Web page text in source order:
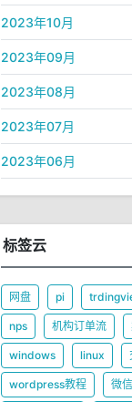
2023年10月
2023年09月
2023年08月
2023年07月
2023年06月
标签云
网盘 pi
nps 机构订单流
windows linux
wordpress教程 微信